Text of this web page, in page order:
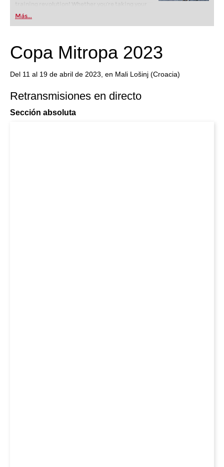
training revolution! Whether you’re taking your
first steps into the world of club chess, or already
playing at a tournament level: with FRITZ, you can
train more efficiently, intelligently and with a
Más...
Copa Mitropa 2023
Del 11 al 19 de abril de 2023, en Mali Lošinj (Croacia)
Retransmisiones en directo
Sección absoluta